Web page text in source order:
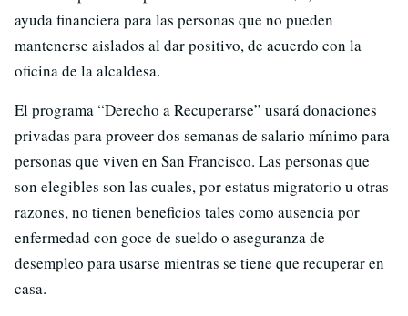
ayuda financiera para las personas que no pueden
mantenerse aislados al dar positivo, de acuerdo con la
oficina de la alcaldesa.
El programa “Derecho a Recuperarse” usará donaciones
privadas para proveer dos semanas de salario mínimo para
personas que viven en San Francisco. Las personas que
son elegibles son las cuales, por estatus migratorio u otras
razones, no tienen beneficios tales como ausencia por
enfermedad con goce de sueldo o aseguranza de
desempleo para usarse mientras se tiene que recuperar en
casa.